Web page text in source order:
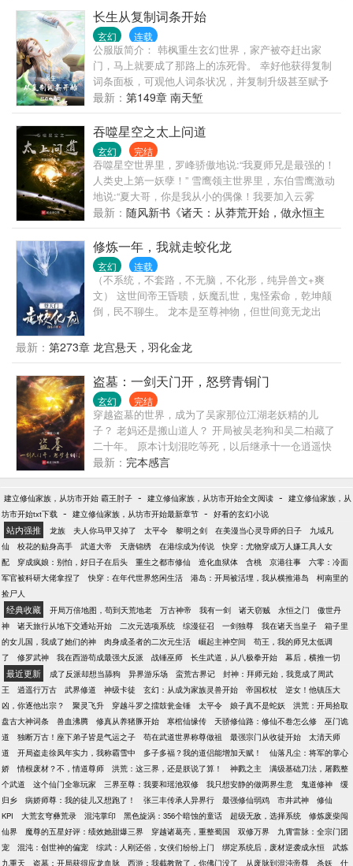
长生从复制词条开始
玄幻 连载
公服版简介： 韩枫重生玄幻世界，家产被夺赶出家
门，马上就要成了那路上的冻死骨。 幸好他获得复制
词条面板，可观他人词条状况，并复制升级甚至赋予
他人词条。 一根凡骨（白）→体格强壮（青）→筋骨
不凡（蓝）→武道妖孽（红） 福缘不浅（青）→多福
多寿（蓝）→奇迹之子（红）→天道垂青（金） 随着
词条的不断累加。 无数人求而不得的长生，在韩枫这
里已经烂大街了。 私服版简介： 读者们谁懂啊？ 这
词条面板抽风了，经常给我复制一些奇奇怪怪的词
条，什么翻墙高手、妇女之友、画圈圈诅咒、一摸就
升天、瞪眼就腿软等根本不是我复制的。 没办法，我
可是正经人，全赐予我的教徒吧，毕竟养成也是需要
下本钱。 可恶，我赐予她们词条，她们怎么越来越不
对劲？
最新： 第149章 南天堑
吞噬星空之太上问道
玄幻 完结
吞噬星空世界里，罗峰骄傲地说:“我夏师兄是最强的！
人类史上第一妖孽！” 雪鹰领主世界里，东伯雪鹰激动
地说:“夏大哥，你是我从小的偶像！我要加入云雾
城！” …… 这是一个穿越者的故事！ 夏至带着太上道
传承，来到吞噬星空世界，宇宙亿万族群终将要因他
而为之震颤！ 这里有神灵对战，法则感悟！ 这里有万
族争锋，真意对决！ 太虚洪荒，宇宙万界，太上道的
传说要永恒流传！ Ps:40章起飞，59章渐入佳境，万
千书友都说越往后越好看，作者菌也在进步中！ （吞
噬星空主世界，雪鹰领主辅世界！） （轻微无限流，
无系统！） 每日更新有保证，从无断更，绝不太监，
友们，有本完结的同好小说！
最新： 随风新书《诸天：从莽荒开始，做永恒主
角！》，欢迎各位老爷们！
修炼一年，我就走蛟化龙
玄幻 连载
（不系统，不套路，不无脑，不化形，纯异兽文+爽
文） 这世间帝王昏聩，妖魔乱世，鬼怪索命，乾坤颠
倒，民不聊生。 龙本是至尊神物，但世间竟无龙出
许世间有龙。 只因龙天生掌控天地之力，凌驾众生之
上，俯瞰万物。 神龙一出，谁与争锋。 当君泽穿越而
来，重生成蛇，他便仰天长啸：吾要登天门，走蛟化
龙。
最新： 第273章 龙宫悬天，羽化金龙
盗墓：一剑天门开，怒劈青铜门
玄幻 完结
穿越盗墓的世界，成为了吴家那位江湖老妖精的儿
子？ 老妈还是搬山道人？ 开局被吴老狗和吴二柏藏了
二十年。 原本计划混吃等死，以后继承十一仓逍遥快
活，可看着老妈因为搬山诅咒日渐衰弱而大限将至，
低调打卡二十年的吴钰终于忍不住站了出来。 “既然青
铜门不欢迎我进去，那就以我三尺剑峰，斩尽前路一
切阻碍吧！” “剑开天门！” （多个世界融合，先从盗墓
开始，后续设定世界：终极一班、终极一家、一人之
下、哈利波特、僵约） （简介短小无力，请各位看官
移步正文。）
最新： 完本感言
建立修仙家族，从坊市开始 霸王肘子 - 建立修仙家族，从坊市开始全文阅读 - 建立修仙家族，从
坊市开始txt下载 - 建立修仙家族，从坊市开始最新章节 - 好看的玄幻小说
站内强推 龙族 夫人你马甲又掉了 太平令 黎明之剑 在美漫当心灵导师的日子
九域凡
仙
校花的贴身高手 武道大帝 天唐锦绣 在港综成为传说
快穿：尤物穿成万人嫌工具人女
配
穿成疯娘：别怕，好日子在后头 重生之都市修仙 造化血狱体 含桃 京港往事
六零：冷面
军官被科研大佬拿捏了
快穿：在年代世界悠闲生活 港岛：开局被活埋，我从横推港岛
柯南里的
捡尸人
经典收藏 开局万倍地图，苟到天荒地老 万古神帝 我有一剑 诸天窃贼 永恒之门
傲世丹
神
诸天旅行从地下交通站开始 二次元选项系统 综漫征召 一剑独尊 我在诸天当皇子
箱子里
的女儿国，我成了她们的神
肉身成圣者的二次元生活 崛起主神空间
苟王，我的师兄太低调
了
修罗武神 我在西游苟成最强大反派 战锤巫师 长生武道，从八极拳开始 幕后，横推一切
最近更新 成了反派却想当舔狗 异界游乐场 蛮荒古界记
封神：拜师元始，我竟成了周武
王
逍遥行万古 武界修道 神级卡徒 玄幻：从成为家族灵兽开始 帝国权杖
逆女！他镇压大
凶，你逐他出宗？
聚灵飞升 穿越斗罗之擂鼓瓮金锤 太平令 娘子真不是蛇妖
洪荒：开局拾取
盘古大神词条
兽血沸腾 修真从养猪豚开始 寒棺仙缘传 天骄修仙路：修仙不卷怎么修
巫门诡
道
独断万古！座下弟子皆是气运之子 苟在武道世界称尊做祖 最强宗门从收徒开始
太清天师
道
开局盗走徐凤年实力，我称霸雪中 多子多福？我的道侣能增加天赋！
仙落凡尘：将军的掌心
娇
情根废材？不，情道尊师 洪荒：这三界，还是朕说了算！ 神戮之主
满级基础刀法，屠戮整
个武道
这个仙门全靠玩家 三界至尊：我要和瑶池双修 我只想安静的做两界生意 鬼道修神
缓
归乡
病娇师尊：我的徒儿又想跑了！ 张三丰传承人异界行 最强修仙弱鸡 市井武神
修仙
KPI
大荒玄穹彝荒录 混沌掌印 黑色旋涡：356个暗蚀的童话 超级无敌，选择系统
修炼废柴闯
仙界
魔尊的五星好评：绩效她甜爆三界 穿越诸葛亮，重整蜀国 双修万界
九霄雷脉：全宗门团
宠
混沌：创世神的偏宠 综武：人刚还俗，女侠们纷纷上门 绑定系统后，废材逆袭成永恒
武炼
九重天
盗墓：开局获得应龙血脉 西游：我截教散了，你佛门没了 从废脉到混沌帝尊 杀妖 什